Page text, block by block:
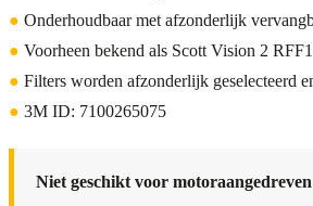
● Onderhoudbaar met afzonderlijk
● Voorheen bekend als Scott Vision 2
● Filters worden afzonderlijk geselecteerd
● 3M ID: 7100265075
Niet geschikt voor motoraangedreven